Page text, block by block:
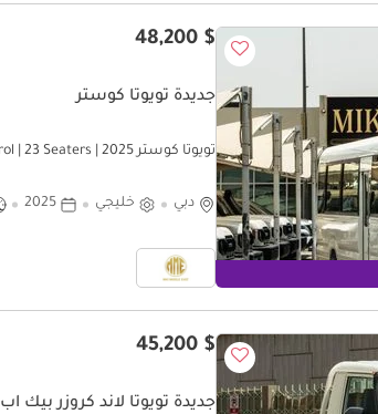
$ 48,200
جديدة تويوتا كوستر
تويوتا كوستر 2.7L | Petrol | 23 Seaters | 2025
دبي خليجي 2025
$ 45,200
جديدة تويوتا لاند كروزر بيك آب